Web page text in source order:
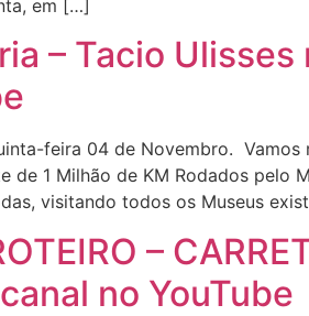
em […]
– Tacio Ulisses
feira 04 de Novembro. Vamos
de 1 Milhão de KM Rodados pelo
visitando todos os Museus
–
no YouTube